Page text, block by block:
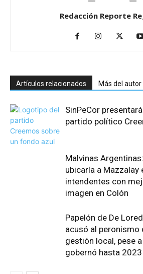
Redacción Reporte
Artículos relacionados Más del autor
SinPeCor
partido político
Malvinas
ubicaría a Mazzalay
intendentes con
imagen en Colón
Papelón de De
acusó al peronismo
gestión local, pese
gobernó hasta 2023